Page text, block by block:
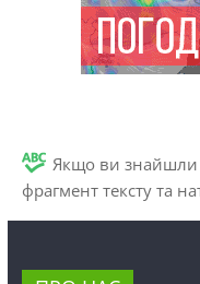
Якщо ви знайшли
фрагмент тексту та